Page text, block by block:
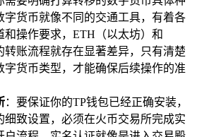
字货币就像不同的交通工具，有着各
和操作要求，ETH（以太坊）和
转账流程就存在显著差异，只有清楚
字货币类型，才能确保后续操作的准
：要保证你的TP钱包已经正确安装，
细致设置，必须在火币交易所完成实